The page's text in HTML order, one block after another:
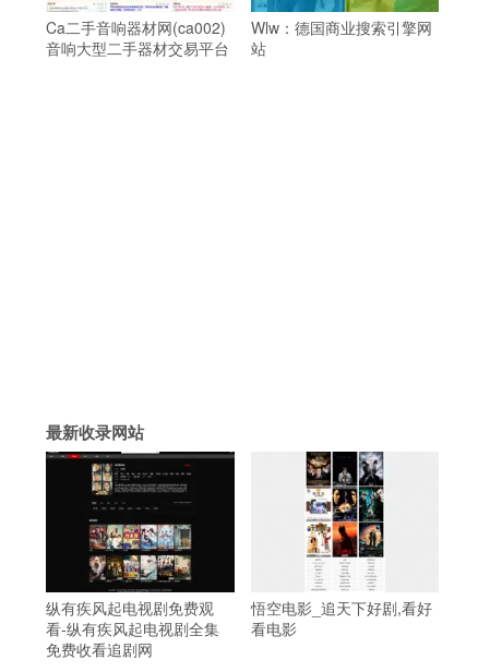
Ca二手音响器材网(ca002)
音响大型二手器材交易平台
Wlw：德国商业搜索引擎网
站
最新收录网站
纵有疾风起电视剧免费观
看-纵有疾风起电视剧全集
免费收看追剧网
悟空电影_追天下好剧,看好
看电影